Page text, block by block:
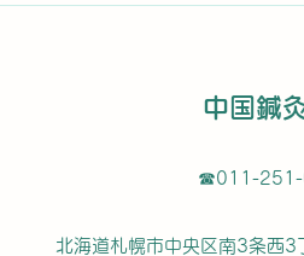
また同時に生理痛も相
中国鍼
☎︎011-
北海道札幌市中央区南3条西3